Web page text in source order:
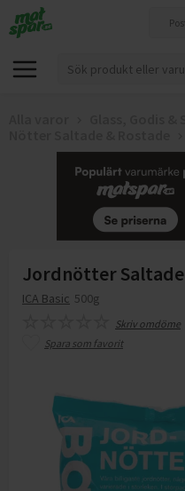
Jordnötter Saltade
ICA Basic 500g
Skriv omdöme
Spara som favorit